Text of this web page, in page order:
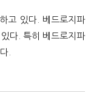
고 있다. 베드로지파
다. 특히 베드로지파
.